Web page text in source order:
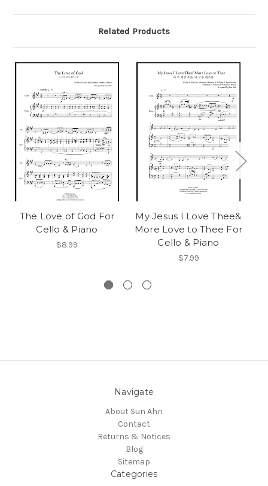
Related Products
The Love of God For
Cello & Piano
$8.99
My Jesus I Love Thee&
More Love to Thee For
Cello & Piano
$7.99
Navigate
About Sun Ahn
Contact
Returns & Notices
Blog
Sitemap
Categories